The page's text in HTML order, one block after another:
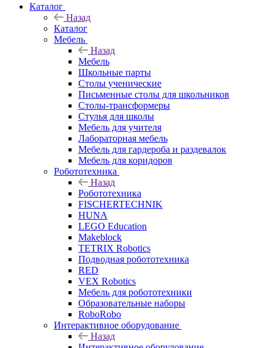
Каталог
Назад
Каталог
Мебель
Назад
Мебель
Школьные парты
Столы ученические
Письменные столы для школьников
Столы-трансформеры
Стулья для школы
Мебель для учителя
Лабораторная мебель
Мебель для гардероба и раздевалок
Мебель для коридоров
Робототехника
Назад
Робототехника
FISCHERTECHNIK
HUNA
LEGO Education
Makeblock
TETRIX Robotics
Подводная робототехника
RED
VEX Robotics
Мебель для робототехники
Образовательные наборы
RoboRobo
Интерактивное оборудование
Назад